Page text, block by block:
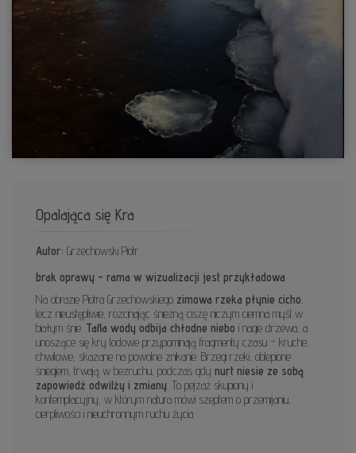
Opalająca się Kra
Autor: Grzechowski Piotr
brak oprawy - rama w wizualizacji jest przykładowa
Na obrazie Piotra Grzechowskiego zimowa rzeka płynie cicho
lecz nieustępliwie, rozcinając śnieżną ciszę niczym ciemna myśl w
białym śnie. Tafla wody odbija chłodne niebo i nagie drzewa, a
unoszące się kry lodowe przypominają fragmenty czasu – kruche,
chwilowe, skazane na powolne znikanie. Brzegi rzeki, oblepione
śniegiem, trwają w bezruchu, podczas gdy nurt niesie ze sobą
zapowiedź odwilży i zmiany . To pejzaż skupiony i
kontemplacyjny, w którym natura mówi szeptem o przemijaniu,
cierpliwości i nieuchronnym ruchu życia.